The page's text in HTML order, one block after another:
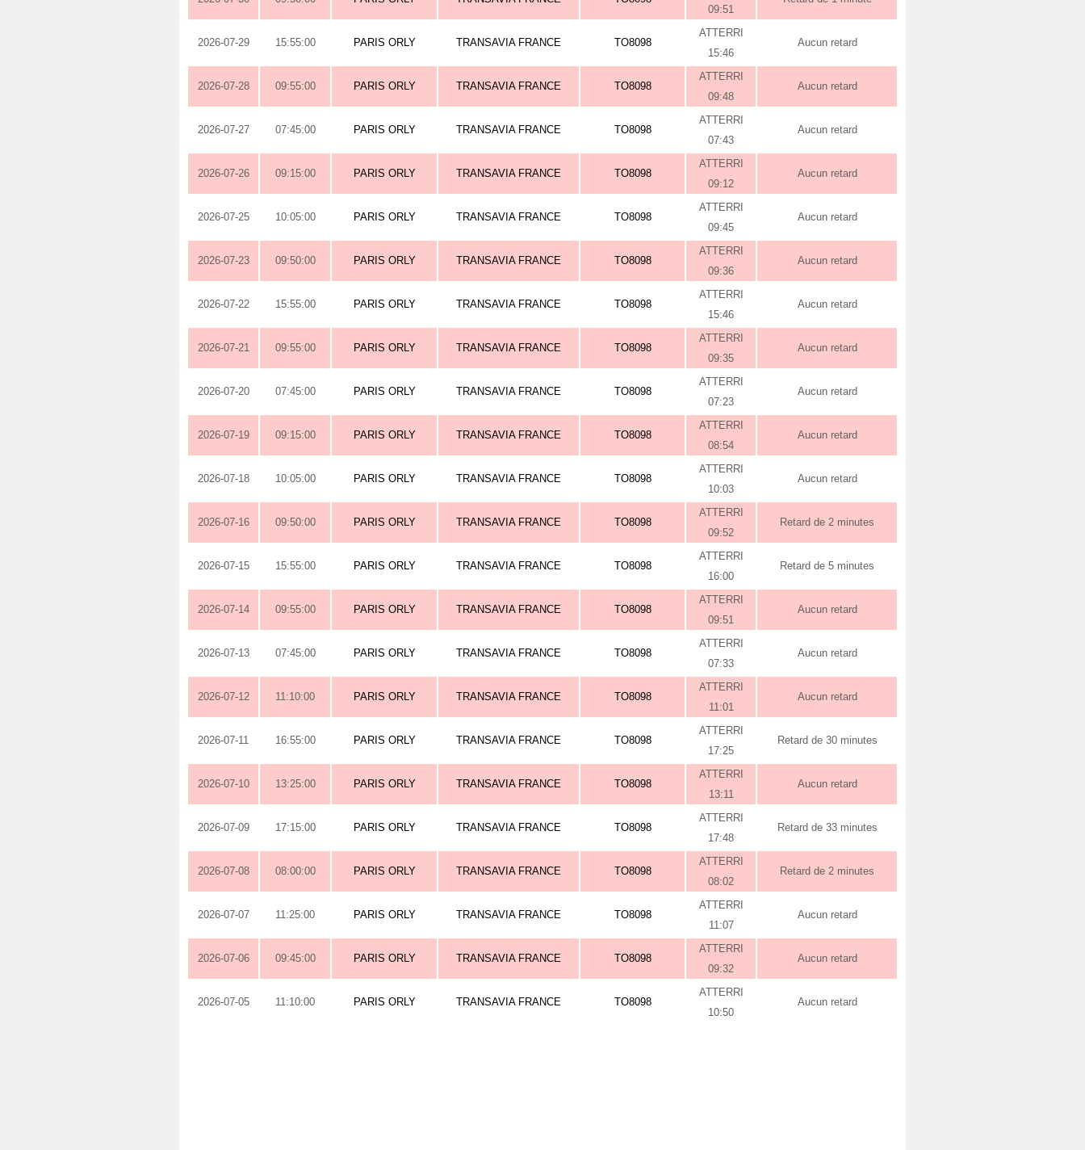
09:51
2026-07-29 15:55:00 PARIS ORLY TRANSAVIA FRANCE TO8098
ATTERRI
15:46
Aucun retard
2026-07-28 09:55:00 PARIS ORLY TRANSAVIA FRANCE TO8098
ATTERRI
09:48
Aucun retard
2026-07-27 07:45:00 PARIS ORLY TRANSAVIA FRANCE TO8098
ATTERRI
07:43
Aucun retard
2026-07-26 09:15:00 PARIS ORLY TRANSAVIA FRANCE TO8098
ATTERRI
09:12
Aucun retard
2026-07-25 10:05:00 PARIS ORLY TRANSAVIA FRANCE TO8098
ATTERRI
09:45
Aucun retard
2026-07-23 09:50:00 PARIS ORLY TRANSAVIA FRANCE TO8098
ATTERRI
09:36
Aucun retard
2026-07-22 15:55:00 PARIS ORLY TRANSAVIA FRANCE TO8098
ATTERRI
15:46
Aucun retard
2026-07-21 09:55:00 PARIS ORLY TRANSAVIA FRANCE TO8098
ATTERRI
09:35
Aucun retard
2026-07-20 07:45:00 PARIS ORLY TRANSAVIA FRANCE TO8098
ATTERRI
07:23
Aucun retard
2026-07-19 09:15:00 PARIS ORLY TRANSAVIA FRANCE TO8098
ATTERRI
08:54
Aucun retard
2026-07-18 10:05:00 PARIS ORLY TRANSAVIA FRANCE TO8098
ATTERRI
10:03
Aucun retard
2026-07-16 09:50:00 PARIS ORLY TRANSAVIA FRANCE TO8098
ATTERRI
09:52
Retard de 2 minutes
2026-07-15 15:55:00 PARIS ORLY TRANSAVIA FRANCE TO8098
ATTERRI
16:00
Retard de 5 minutes
2026-07-14 09:55:00 PARIS ORLY TRANSAVIA FRANCE TO8098
ATTERRI
09:51
Aucun retard
2026-07-13 07:45:00 PARIS ORLY TRANSAVIA FRANCE TO8098
ATTERRI
07:33
Aucun retard
2026-07-12 11:10:00 PARIS ORLY TRANSAVIA FRANCE TO8098
ATTERRI
11:01
Aucun retard
2026-07-11 16:55:00 PARIS ORLY TRANSAVIA FRANCE TO8098
ATTERRI
17:25
Retard de 30 minutes
2026-07-10 13:25:00 PARIS ORLY TRANSAVIA FRANCE TO8098
ATTERRI
13:11
Aucun retard
2026-07-09 17:15:00 PARIS ORLY TRANSAVIA FRANCE TO8098
ATTERRI
17:48
Retard de 33 minutes
2026-07-08 08:00:00 PARIS ORLY TRANSAVIA FRANCE TO8098
ATTERRI
08:02
Retard de 2 minutes
2026-07-07 11:25:00 PARIS ORLY TRANSAVIA FRANCE TO8098
ATTERRI
11:07
Aucun retard
2026-07-06 09:45:00 PARIS ORLY TRANSAVIA FRANCE TO8098
ATTERRI
09:32
Aucun retard
2026-07-05 11:10:00 PARIS ORLY TRANSAVIA FRANCE TO8098
ATTERRI
10:50
Aucun retard